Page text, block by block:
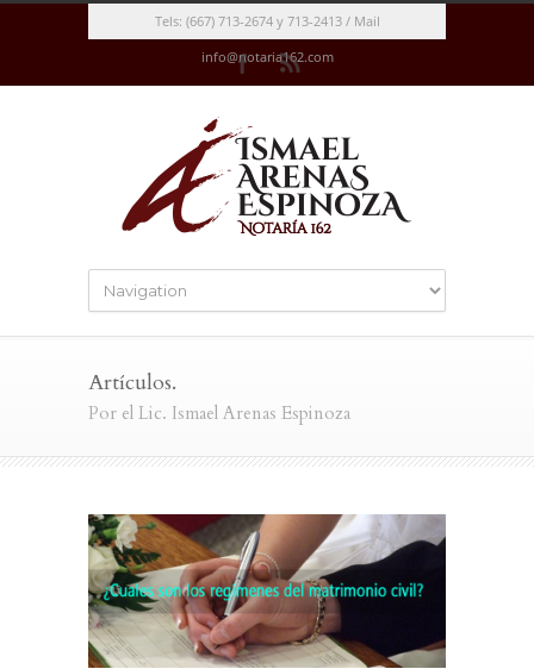
Tels: (667) 713-2674 y 713-2413 / Mail
info@notaria162.com
Artículos.
Por el Lic. Ismael Arenas Espinoza